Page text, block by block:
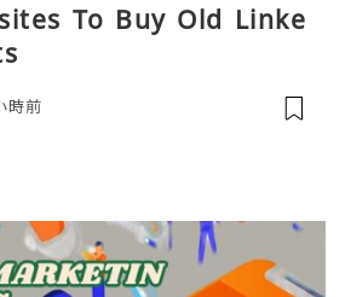
To Buy Old Linke
時前